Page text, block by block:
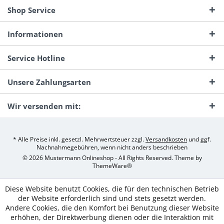
Shop Service
Informationen
Service Hotline
Unsere Zahlungsarten
Wir versenden mit:
* Alle Preise inkl. gesetzl. Mehrwertsteuer zzgl.Versandkosten und ggf.
Nachnahmegebühren, wenn nicht anders beschrieben
© 2026 Mustermann Onlineshop - All Rights Reserved. Theme by
ThemeWare®
Diese Website benutzt Cookies, die für den technischen Betrieb
der Website erforderlich sind und stets gesetzt werden.
Andere Cookies, die den Komfort bei Benutzung dieser Website
erhöhen, der Direktwerbung dienen oder die Interaktion mit